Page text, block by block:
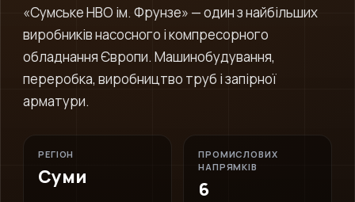
AI-Експерт ВЕД
UA EN RU
«Сумське НВО ім. Фрунзе» — один з найбільших
виробників насосного і компресорного
обладнання Європи. Машинобудування,
переробка, виробництво труб і запірної
арматури.
РЕГІОН
Суми
ПРОМИСЛОВИХ
НАПРЯМКІВ
6